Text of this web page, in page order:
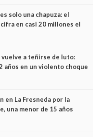
es solo una chapuza: el
en casi 20 millones el
que no cabían por los
vuelve a teñirse de luto:
años en un violento choque
en La Fresneda por la
una menor de 15 años